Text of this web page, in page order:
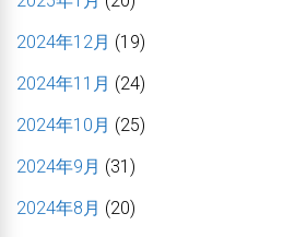
2024年12月 (19)
2024年11月 (24)
2024年10月 (25)
2024年9月 (31)
2024年8月 (20)